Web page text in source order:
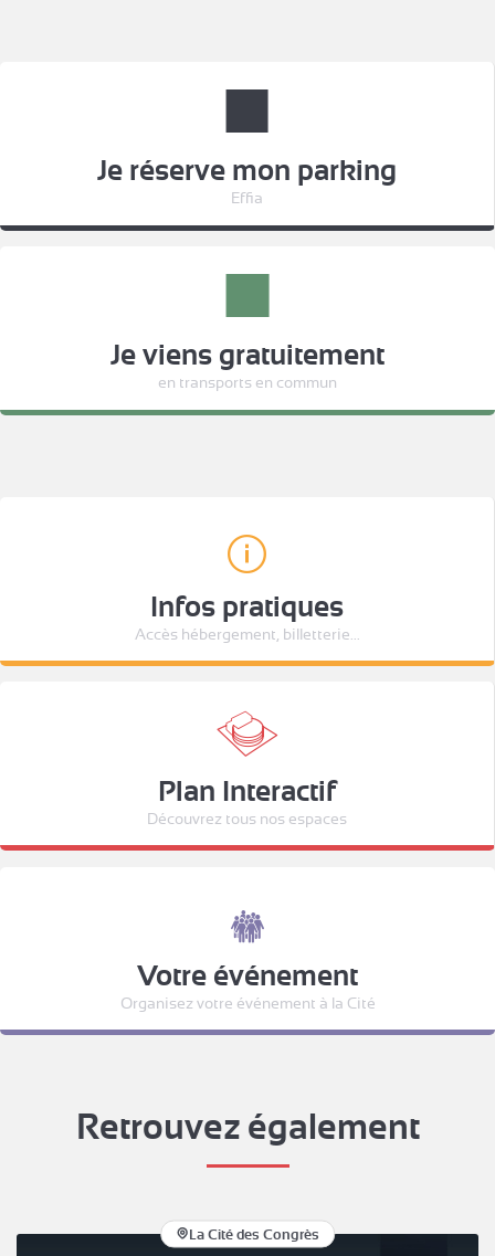
Je réserve mon parking
Effia
Je viens gratuitement
en transports en commun
Infos pratiques
Accès hébergement, billetterie...
Plan Interactif
Découvrez tous nos espaces
Votre événement
Organisez votre événement à la Cité
Retrouvez également
La Cité des Congrès